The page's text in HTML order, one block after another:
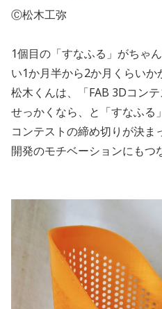
Ⓒ松木工弥
1個目の「すなふる」がちゃ
い1か月半から2か月くらいか
松木くんは、「FAB 3Dコン
せっかくなら、と「すなふる
コンテストの締め切りが決ま
開発のモチベーションにもつ